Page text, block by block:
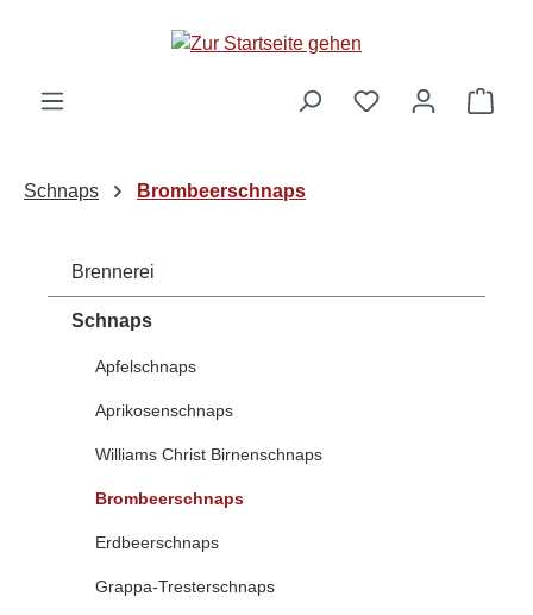
Schnaps Brombeerschnaps
Brennerei
Schnaps
Apfelschnaps
Aprikosenschnaps
Williams Christ Birnenschnaps
Brombeerschnaps
Erdbeerschnaps
Grappa-Tresterschnaps